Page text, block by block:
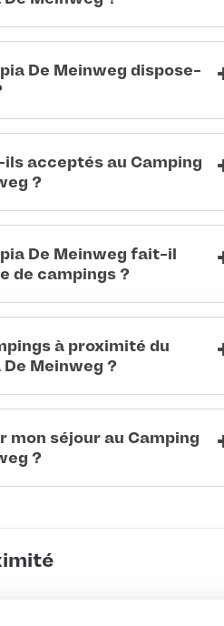
De Meinweg dispose-
acceptés au Camping
?
De Meinweg fait-il
de campings ?
à proximité du
Meinweg ?
mon séjour au Camping
?